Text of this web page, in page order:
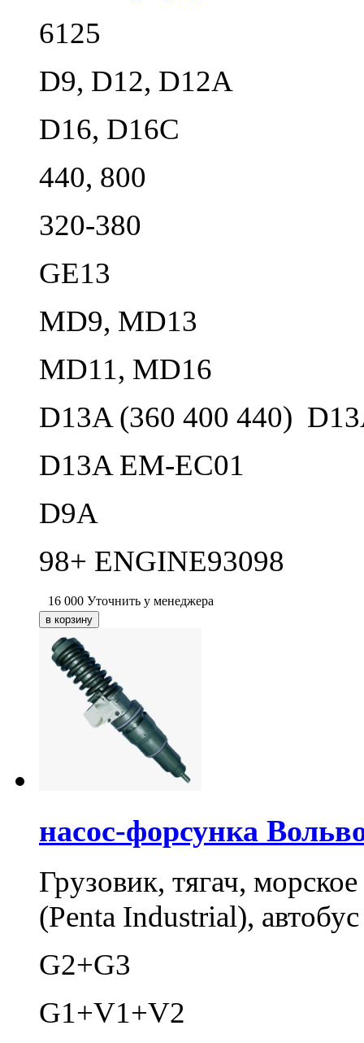
6125
D9, D12, D12A
D16, D16C
440, 800
320-380
GE13
MD9, MD13
MD11, MD16
D13A (360 400 440)
D13A EM-EC01
D9A
98+ ENGINE93098
16 000 Уточнить у менеджера
насос-форсунка
Грузовик, тягач,
(Penta Industrial), автобус
G2+G3
G1+V1+V2